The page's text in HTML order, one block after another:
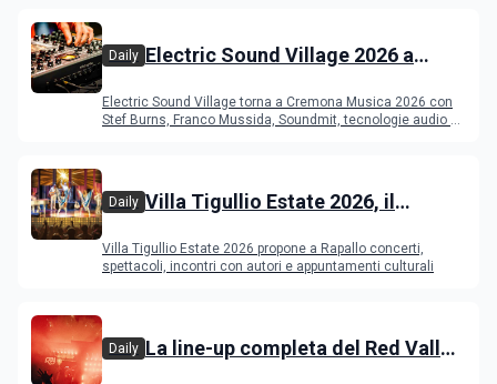
Daily Electric Sound Village 2026 a
Young Band Contest, il programma
Electric Sound Village torna a Cremona Musica 2026 con
Stef Burns, Franco Mussida, Soundmit, tecnologie audio e
Daily Villa Tigullio Estate 2026, il
Villa Tigullio Estate 2026 propone a Rapallo concerti,
spettacoli, incontri con autori e appuntamenti culturali
Daily La line-up completa del Red Valley